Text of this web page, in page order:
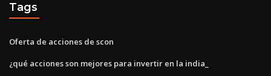
Tags
Oferta de acciones de scon
¿qué acciones son mejores para invertir en la india_